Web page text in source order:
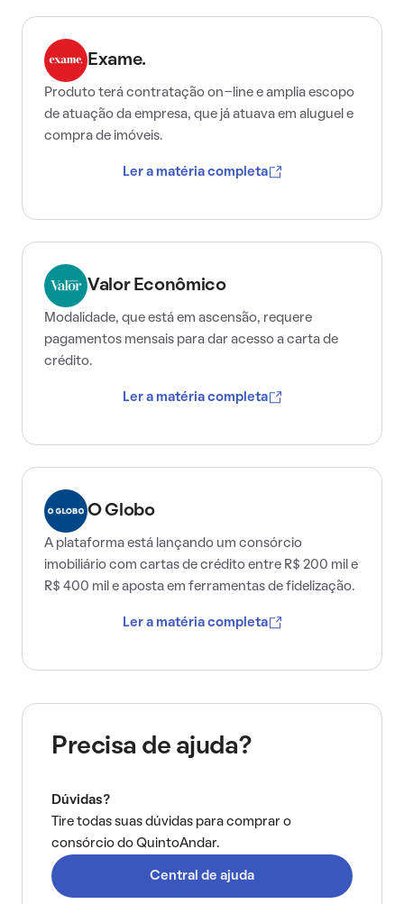
Exame.
Produto terá contratação on-line e amplia escopo
de atuação da empresa, que já atuava em aluguel e
compra de imóveis.
Ler a matéria completa
Valor Econômico
Modalidade, que está em ascensão, requere
pagamentos mensais para dar acesso a carta de
crédito.
Ler a matéria completa
O Globo
A plataforma está lançando um consórcio
imobiliário com cartas de crédito entre R$ 200 mil e
R$ 400 mil e aposta em ferramentas de fidelização.
Ler a matéria completa
Precisa de ajuda?
Dúvidas?
Tire todas suas dúvidas para comprar o
consórcio do QuintoAndar.
Central de ajuda